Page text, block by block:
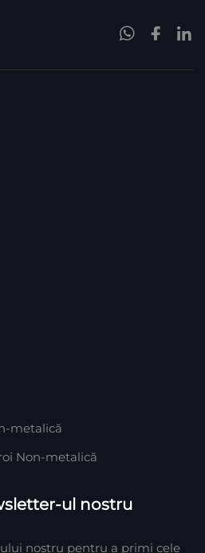
metalică
Non-metalică
ul nostru
nostru pentru a primi cele